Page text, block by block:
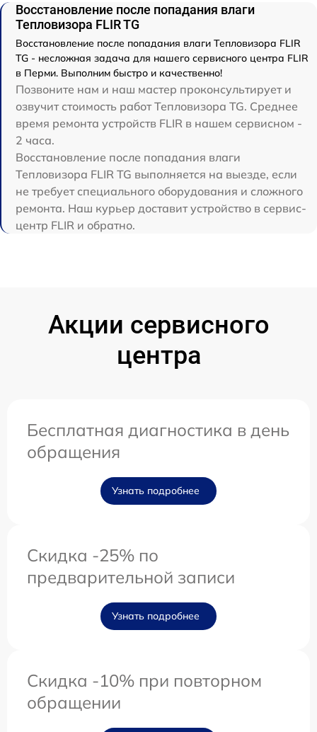
Восстановление после попадания влаги
Тепловизора FLIR TG
Восстановление после попадания влаги Тепловизора FLIR
TG - несложная задача для нашего сервисного центра FLIR
в Перми. Выполним быстро и качественно!
Позвоните нам и наш мастер проконсультирует и
озвучит стоимость работ Тепловизора TG. Среднее
время ремонта устройств FLIR в нашем сервисном -
2 часа.
Восстановление после попадания влаги
Тепловизора FLIR TG выполняется на выезде, если
не требует специального оборудования и сложного
ремонта. Наш курьер доставит устройство в сервис-
центр FLIR и обратно.
Акции сервисного
центра
Бесплатная диагностика в день
обращения
Узнать подробнее
Скидка -25% по
предварительной записи
Узнать подробнее
Скидка -10% при повторном
обращении